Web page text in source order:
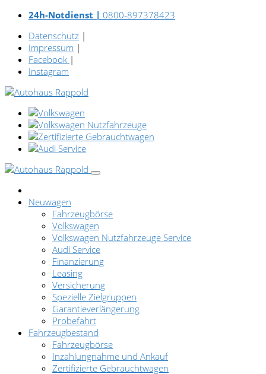
24h-Notdienst | 0800-897378423
Datenschutz |
Impressum |
Facebook |
Instagram
Neuwagen
Fahrzeugbörse
Volkswagen
Volkswagen Nutzfahrzeuge Service
Audi Service
Finanzierung
Leasing
Versicherung
Spezielle Zielgruppen
Garantieverlängerung
Probefahrt
Fahrzeugbestand
Fahrzeugbörse
Inzahlungnahme und Ankauf
Zertifizierte Gebrauchtwagen